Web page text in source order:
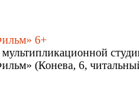
6+
мультипликационной
(Конева, 6,